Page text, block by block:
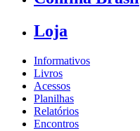
Loja
Informativos
Livros
Acessos
Planilhas
Relatórios
Encontros